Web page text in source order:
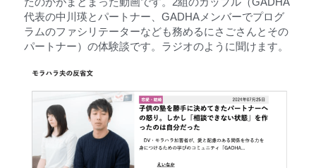
代表の中川瑛とパートナー、GADHAメンバーでプログ
ラムのファシリテーターなども務めるにさごさんとその
パートナー）の体験談です。ラジオのように聞けます。